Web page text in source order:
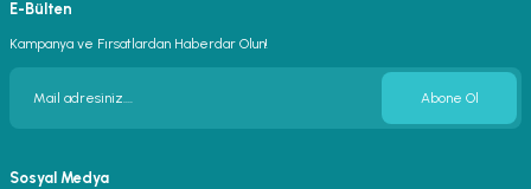
E-Bülten
Kampanya ve Fırsatlardan Haberdar Olun!
Abone Ol
Sosyal Medya